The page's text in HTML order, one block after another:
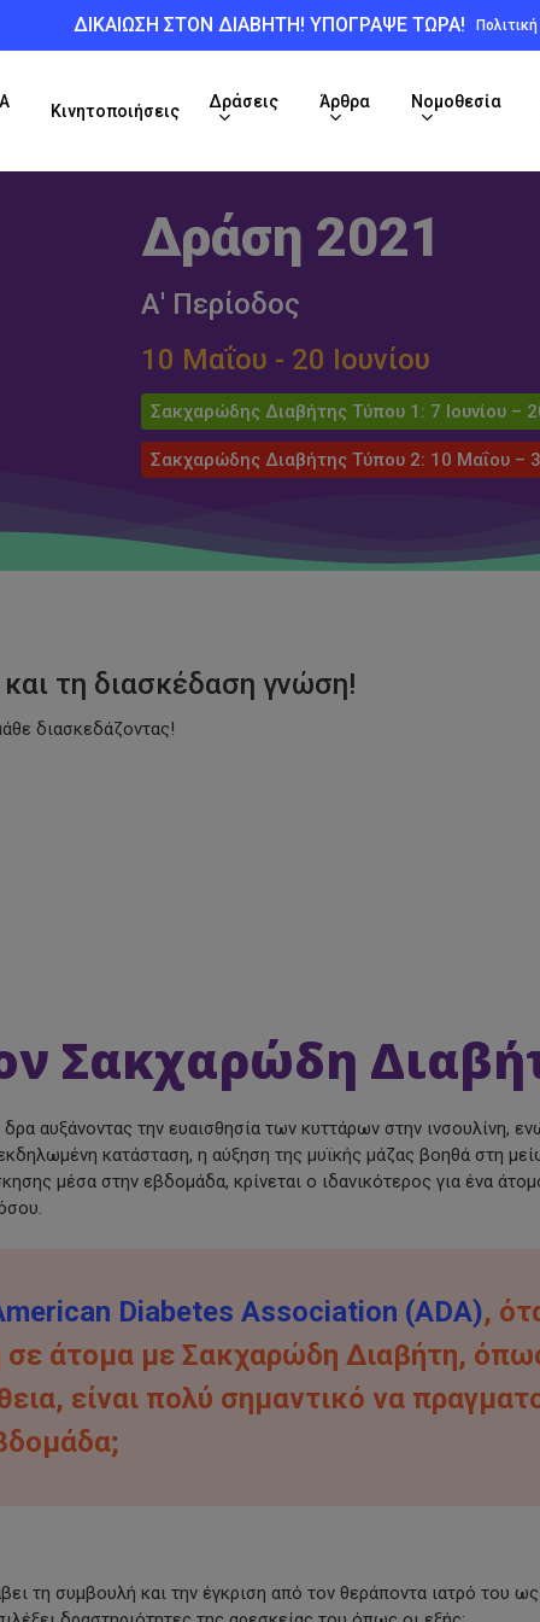
ΔΙΚΑΙΩΣΗ ΣΤΟΝ ΔΙΑΒΗΤΗ! ΥΠΟΓΡΑΨΕ ΤΩΡΑ!
Κινητοποιήσεις
Δράσεις Άρθρα Νομοθεσία
Δράση 2021
Α' Περίοδος
10 Μαΐου - 20 Ιουνίου
Σακχαρώδης Διαβήτης Τύπου 1: 7 Ιουνίου –
Σακχαρώδης Διαβήτης Τύπου 2: 10 Μαΐου –
τη διασκέδαση γνώση!
διασκεδάζοντας!
Σακχαρώδη
αυξάνοντας την ευαισθησία των κυττάρων στην ινσουλίνη,
κατάσταση, η αύξηση της μυϊκής μάζας βοηθά στη
μέσα στην εβδομάδα, κρίνεται ο ιδανικότερος για ένα
Diabetes Association (ADA),
σε άτομα με Σακχαρώδη Διαβήτη,
είναι πολύ σημαντικό να
τη συμβουλή και την έγκριση από τον θεράποντα ιατρό του